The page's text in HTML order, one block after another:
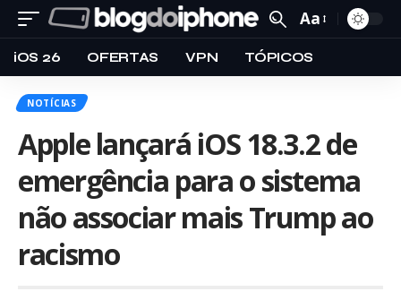
Aa
iOS 26 OFERTAS VPN TÓPICOS
NOTÍCIAS
Apple lançará iOS 18.3.2 de
emergência para o sistema
não associar mais Trump ao
racismo